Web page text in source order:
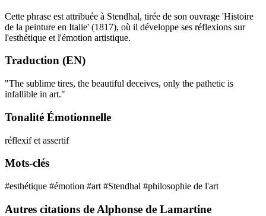
Cette phrase est attribuée à Stendhal, tirée de son ouvrage 'Histoire
de la peinture en Italie' (1817), où il développe ses réflexions sur
l'esthétique et l'émotion artistique.
Traduction (EN)
"The sublime tires, the beautiful deceives, only the pathetic is
infallible in art."
Tonalité Émotionnelle
réflexif et assertif
Mots-clés
#esthétique #émotion #art #Stendhal #philosophie de l'art
Autres citations de Alphonse de Lamartine